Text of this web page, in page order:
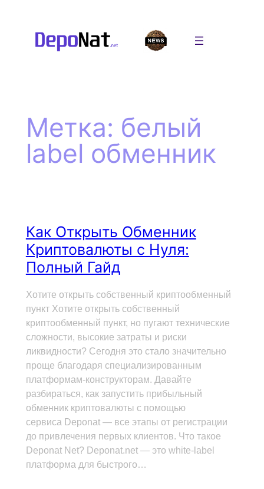
содержимому
Метка: белый
label обменник
Как Открыть Обменник
Криптовалюты с Нуля:
Полный Гайд
Хотите открыть собственный криптообменный
пункт Хотите открыть собственный
криптообменный пункт, но пугают технические
сложности, высокие затраты и риски
ликвидности? Сегодня это стало значительно
проще благодаря специализированным
платформам-конструкторам. Давайте
разбираться, как запустить прибыльный
обменник криптовалюты с помощью
сервиса Deponat — все этапы от регистрации
до привлечения первых клиентов. Что такое
Deponat Net? Deponat.net — это white-label
платформа для быстрого…